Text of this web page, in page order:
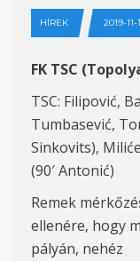
HÍREK 2019-11-
FK TSC
TSC: Filipović,
Tumbasević,
Sinkovits),
(90′ Antonić)
Remek
ellenére, hogy
pályán, nehéz